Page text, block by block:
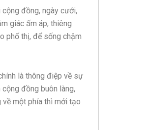
đồng, ngày cưới,
giác ấm áp, thiêng
phố thị, để sống chậm
là thông điệp về sự
đồng buôn làng,
về một phía thì mới tạo